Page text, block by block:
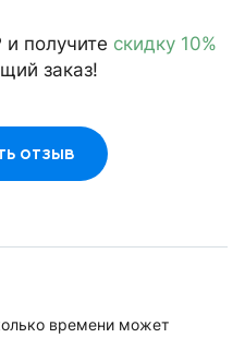
получите скидку 10%
заказ!
отзыв
времени может